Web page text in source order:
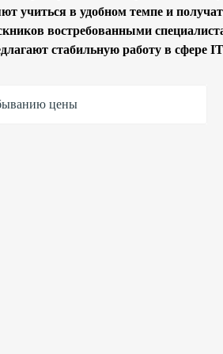
учиться в удобном темпе и
востребованными
стабильную работу в сфере
цены